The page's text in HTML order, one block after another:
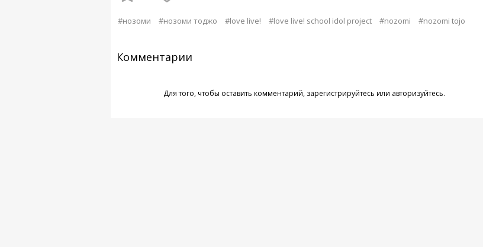
#нозоми #нозоми тоджо #love live! #love live! school idol project #nozomi #nozomi tojo
Комментарии
Для того, чтобы оставить комментарий, зарегистрируйтесь или авторизуйтесь.